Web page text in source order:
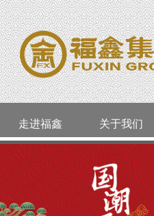
走进福鑫 关于我们
公司简介
活动通告
老凤祥
明牌珠宝
品类精选
威海